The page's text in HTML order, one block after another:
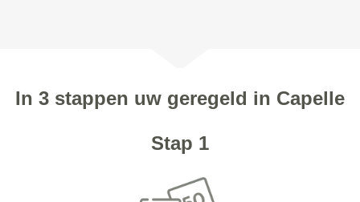
In 3 stappen uw geregeld in Capelle
Stap 1